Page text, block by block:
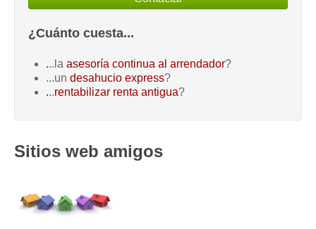
¿Cuánto cuesta...
...la asesoría continua al arrendador?
...un desahucio express?
...rentabilizar renta antigua?
Sitios web amigos